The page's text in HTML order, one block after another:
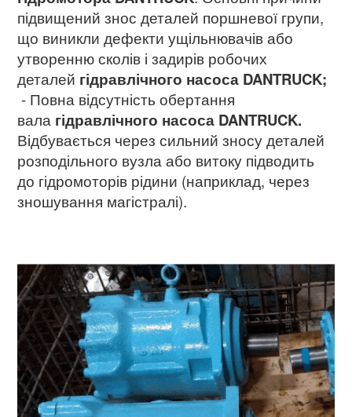
підвищений знос деталей поршневої групи,
що виникли дефекти ущільнювачів або
утворенню сколів і задирів робочих
деталей гідравлічного насоса DANTRUCK;
- Повна відсутність обертання
вала гідравлічного насоса DANTRUCK.
Відбувається через сильний зносу деталей
розподільного вузла або витоку підводить
до гідромоторів рідини (наприклад, через
зношування магістралі).